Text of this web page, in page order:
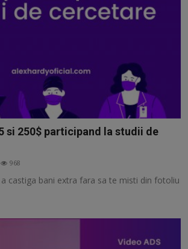
si 250$ participand la studii de
968
castiga bani extra fara sa te misti din fotoliu